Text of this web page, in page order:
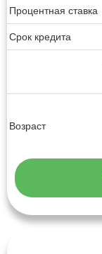
Процентная ставка
Срок кредита
Возраст